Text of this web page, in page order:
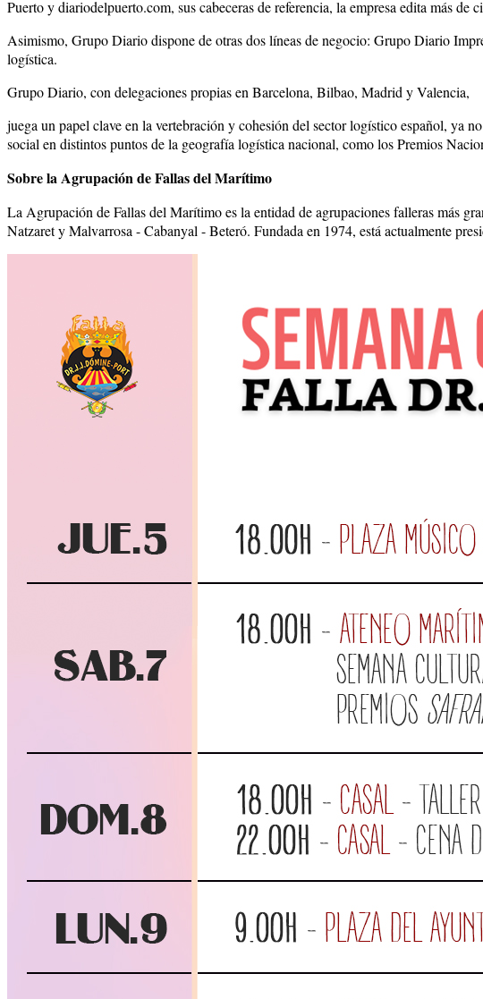
Puerto y diariodelpuerto.com, sus cabeceras de referencia, la empresa edita más de
Asimismo, Grupo Diario dispone de otras dos líneas de negocio: Grupo Diario
logística.
Grupo Diario, con delegaciones propias en Barcelona, Bilbao, Madrid y Valencia,
juega un papel clave en la vertebración y cohesión del sector logístico español, ya
social en distintos puntos de la geografía logística nacional, como los Premios
Sobre la Agrupación de Fallas del Marítimo
La Agrupación de Fallas del Marítimo es la entidad de agrupaciones falleras más
Natzaret y Malvarrosa - Cabanyal - Beteró. Fundada en 1974, está actualmente